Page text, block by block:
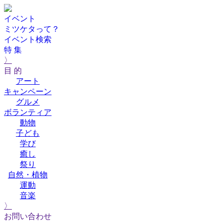
イベント
ミツケタって？
イベント検索
特 集
〉
目 的
アート
キャンペーン
グルメ
ボランティア
動物
子ども
学び
癒し
祭り
自然・植物
運動
音楽
〉
お問い合わせ